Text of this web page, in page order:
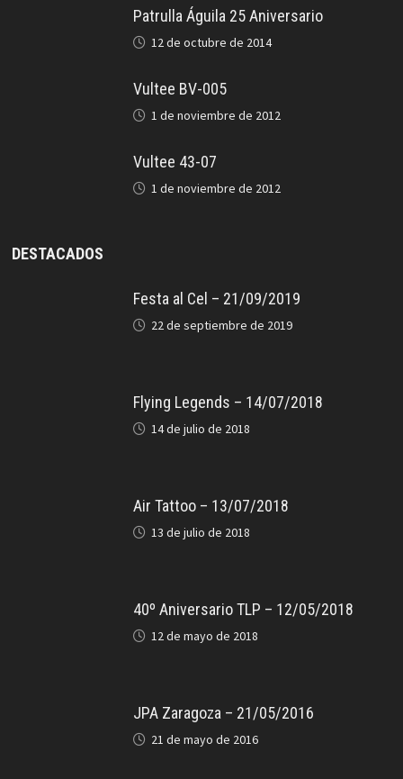
Patrulla Águila 25 Aniversario
12 de octubre de 2014
Vultee BV-005
1 de noviembre de 2012
Vultee 43-07
1 de noviembre de 2012
DESTACADOS
Festa al Cel – 21/09/2019
22 de septiembre de 2019
Flying Legends – 14/07/2018
14 de julio de 2018
Air Tattoo – 13/07/2018
13 de julio de 2018
40º Aniversario TLP – 12/05/2018
12 de mayo de 2018
JPA Zaragoza – 21/05/2016
21 de mayo de 2016